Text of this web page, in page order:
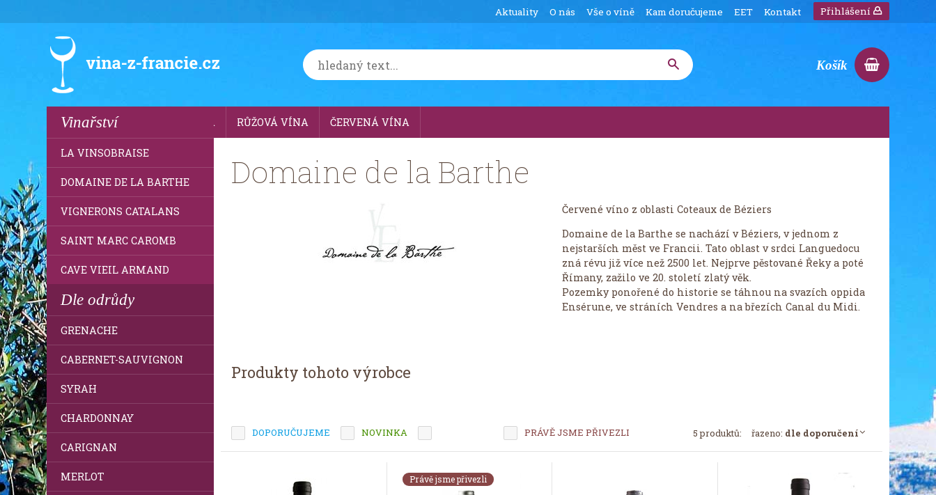
Aktuality O nás Vše o víně Kam doručujeme EET Kontakt Přihlášení
Košík
VŠECHNA VÍNA BÍLÁ VÍNA RŮŽOVÁ VÍNA ČERVENÁ VÍNA
Domaine de la Barthe
Červené víno z oblasti Coteaux de Béziers
Domaine de la Barthe se nachází v Béziers, v jednom z
nejstarších měst ve Francii. Tato oblast v srdci Languedocu
zná révu již více než 2500 let. Nejprve pěstované Řeky a poté
Římany, zažilo ve 20. století zlatý věk.
Pozemky ponořené do historie se táhnou na svazích oppida
Ensérune, ve stráních Vendres a na březích Canal du Midi.
Produkty tohoto výrobce
DOPORUČUJEME NOVINKA PRÁVĚ JSME PŘIVEZLI 5 produktů: řazeno: dle doporučení
Právě jsme přivezli
Vinařství
LA VINSOBRAISE
DOMAINE DE LA BARTHE
VIGNERONS CATALANS
SAINT MARC CAROMB
CAVE VIEIL ARMAND
Dle odrůdy
GRENACHE
CABERNET-SAUVIGNON
SYRAH
CHARDONNAY
CARIGNAN
MERLOT